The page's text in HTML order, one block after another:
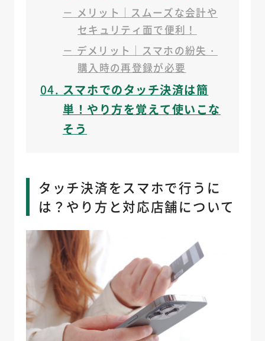
－ メリット｜スムーズな会計や
セキュリティ面で便利！
－ デメリット｜スマホの紛失・
購入時の再登録が必要
04 スマホでのタッチ決済は簡
単！やり方を覚えて使いこな
そう
タッチ決済をスマホで行うに
は？やり方と対応店舗について